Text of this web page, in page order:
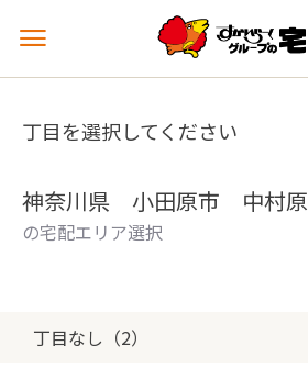
メ
ュ
を
丁目を選択してください
神奈川県 小田原市 中村原
の宅配エリア選択
丁目なし（2）